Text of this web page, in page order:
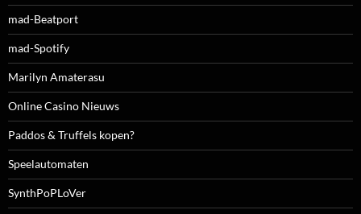
mad-Beatport
mad-Spotify
Marilyn Amaterasu
Online Casino Nieuws
Paddos & Truffels kopen?
Speelautomaten
SynthPoPLoVer